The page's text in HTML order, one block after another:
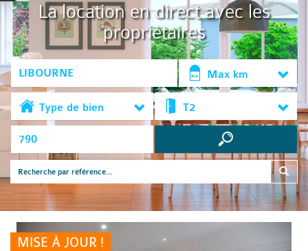
La location en direct avec les
propriétaires
Max km
Type de bien T2
MISE À JOUR !